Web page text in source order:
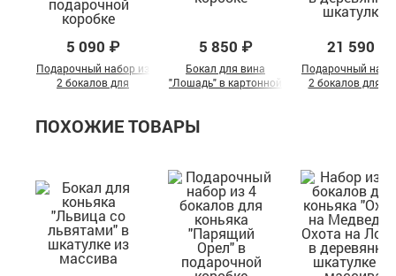
5 090 ₽
Подарочный набор из
2 бокалов для
подарочной коробке
5 850 ₽
Бокал для вина
"Лошадь" в картонной
21 590 ₽
Подарочный
2 бокалов для
ПОХОЖИЕ ТОВАРЫ